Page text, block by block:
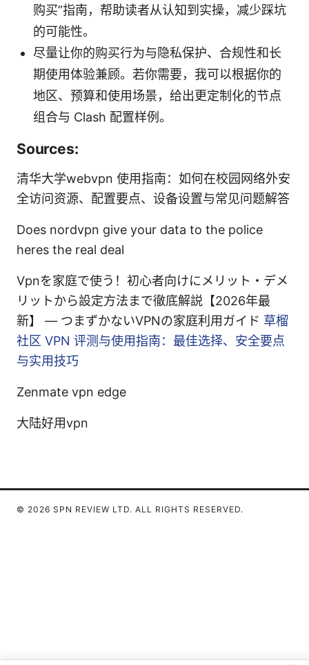
购买”指南，帮助读者从认知到实操，减少踩坑
的可能性。
尽量让你的购买行为与隐私保护、合规性和长
期使用体验兼顾。若你需要，我可以根据你的
地区、预算和使用场景，给出更定制化的节点
组合与 Clash 配置样例。
Sources:
清华大学webvpn 使用指南：如何在校园网络外安
全访问资源、配置要点、设备设置与常见问题解答
Does nordvpn give your data to the police
heres the real deal
Vpnを家庭で使う！初心者向けにメリット・デメ
リットから設定方法まで徹底解説【2026年最
新】 — つまずかないVPNの家庭利用ガイド 草榴
社区 VPN 评测与使用指南：最佳选择、安全要点
与实用技巧
Zenmate vpn edge
大陆好用vpn
© 2026 SPN REVIEW LTD. ALL RIGHTS RESERVED.